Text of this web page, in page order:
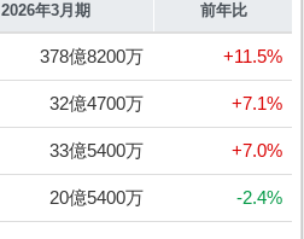
2026年3月期 前年比
378億8200万 +11.5%
32億4700万 +7.1%
33億5400万 +7.0%
20億5400万 -2.4%